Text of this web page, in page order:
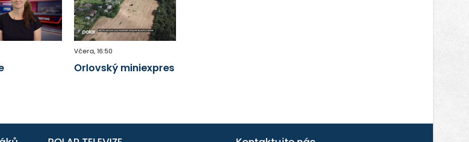
Včera, 16:50
Orlovský miniexpres